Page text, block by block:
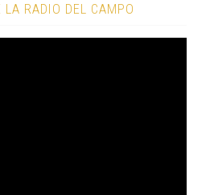
RADIO DEL CAMPO